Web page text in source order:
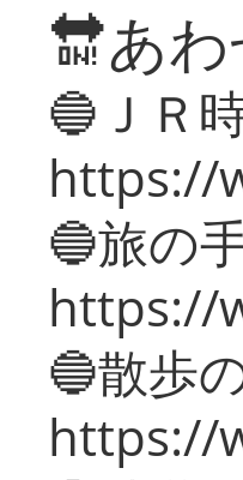
🔛あ
🔵ＪＲ
https://
🔵旅の
https://
🔵散歩
https://